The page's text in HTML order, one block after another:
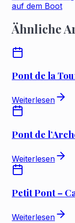
auf dem Boot
Ähnliche
Pont de la
Weiterlesen
Pont de
Weiterlesen
Petit Pont –
Weiterlesen